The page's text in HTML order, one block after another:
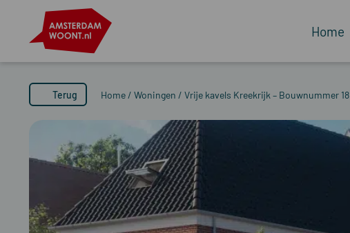
Home
Terug Home / Woningen / Vrije kavels Kreekrijk – Bouwnummer 18